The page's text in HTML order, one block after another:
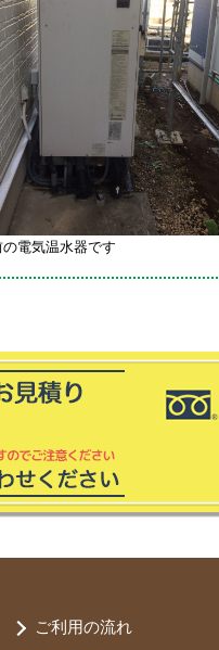
電気温水器です
ご利用の流れ